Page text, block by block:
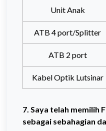
Unit Anak
ATB 4 port/Splitter
ATB 2 port
Kabel Optik Lutsinar
7. Saya telah memilih
sebagai sebahagian